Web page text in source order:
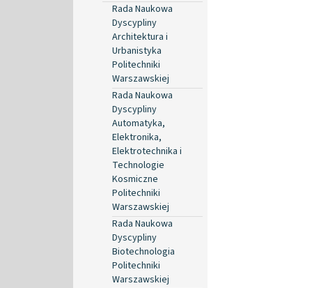
Rada Naukowa
Dyscypliny
Architektura i
Urbanistyka
Politechniki
Warszawskiej
Rada Naukowa
Dyscypliny
Automatyka,
Elektronika,
Elektrotechnika i
Technologie
Kosmiczne
Politechniki
Warszawskiej
Rada Naukowa
Dyscypliny
Biotechnologia
Politechniki
Warszawskiej